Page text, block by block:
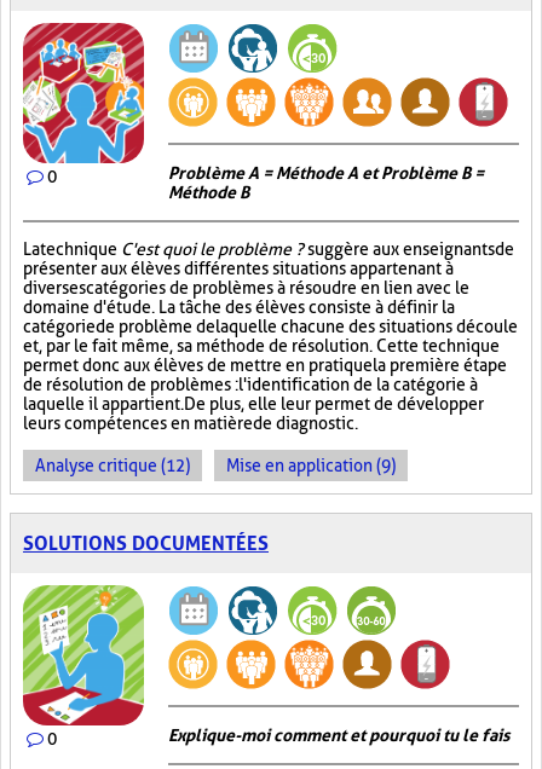
0
Problème A = Méthode A et Problème B =
Méthode B
La technique C'est quoi le problème ?suggère aux enseignants de
présenter aux élèves différentes situations appartenant à
diverses catégories de problèmes à résoudre en lien avec le
domaine d'étude. La tâche des élèves consiste à définir la
catégorie de problème de laquelle chacune des situations découle
et, par le fait même, sa méthode de résolution. Cette technique
permet donc aux élèves de mettre en pratique la première étape
de résolution de problèmes : l'identification de la catégorie à
laquelle il appartient. De plus, elle leur permet de développer
leurs compétences en matière de diagnostic.
Analyse critique (12) Mise en application (9)
SOLUTIONS DOCUMENTÉES
0 Explique-moi comment et pourquoi tu le fais